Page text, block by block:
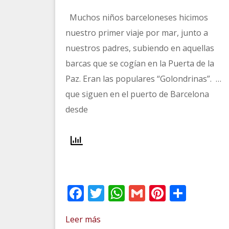
Muchos niños barceloneses hicimos
nuestro primer viaje por mar, junto a
nuestros padres, subiendo en aquellas
barcas que se cogían en la Puerta de la
Paz. Eran las populares “Golondrinas”. …
que siguen en el puerto de Barcelona
desde
Facebook
Twitter
WhatsApp
GmailPinterest
Leer más